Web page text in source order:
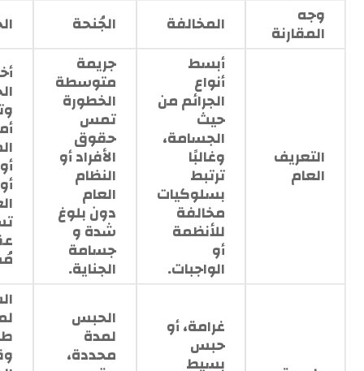
وجه
المقارنة المخالفة الجُنحة
التعريف
العام
أبسط
أنواع
الجرائم من
حيث
الجسامة،
وغالبًا
ترتبط
بسلوكيات
مخالفة
للأنظمة
أو
الواجبات.
جريمة
متوسطة
الخطورة
تمس
حقوق
الأفراد أو
النظام
العام
دون بلوغ
شدة و
جسامة
الجناية.
غرامة، أو
حبس
بسيط
الحبس
لمدة
محددة،